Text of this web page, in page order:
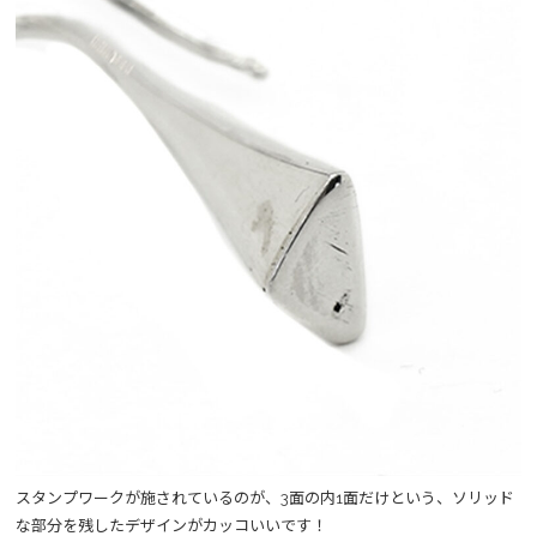
スタンプワークが施されているのが、3面の内1面だけという、ソリッド
な部分を残したデザインがカッコいいです！